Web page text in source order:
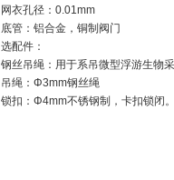
网衣孔径：0.01mm
底管：铝合金，铜制阀门
选配件：
钢丝吊绳：用于系吊微型浮游生物
吊绳：Φ3mm钢丝绳
锁扣：Φ4mm不锈钢制，卡扣锁闭